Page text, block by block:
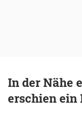
In der Nähe
erschien ein